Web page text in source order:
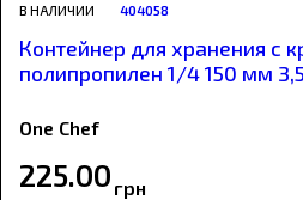
В НАЛИЧИИ 404058
Контейнер для хранения с
полипропилен 1/4 150 мм
One Chef
225.00 грн